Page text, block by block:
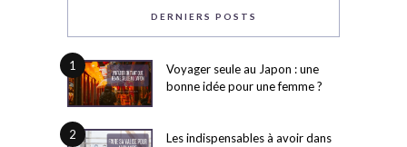
DERNIERS POSTS
1
Voyager seule au Japon : une
bonne idée pour une femme ?
2
Les indispensables à avoir dans